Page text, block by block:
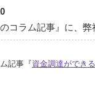
コラム記事』に、
記事『資金調達ができ